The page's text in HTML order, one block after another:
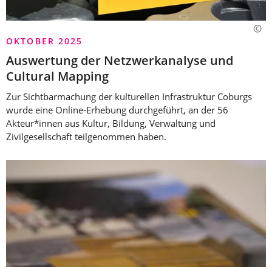
OKTOBER 2025
Auswertung der Netzwerkanalyse und
Cultural Mapping
Zur Sichtbarmachung der kulturellen Infrastruktur Coburgs
wurde eine Online-Erhebung durchgeführt, an der 56
Akteur*innen aus Kultur, Bildung, Verwaltung und
Zivilgesellschaft teilgenommen haben.